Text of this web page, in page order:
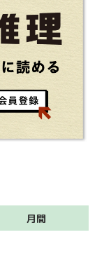
月間